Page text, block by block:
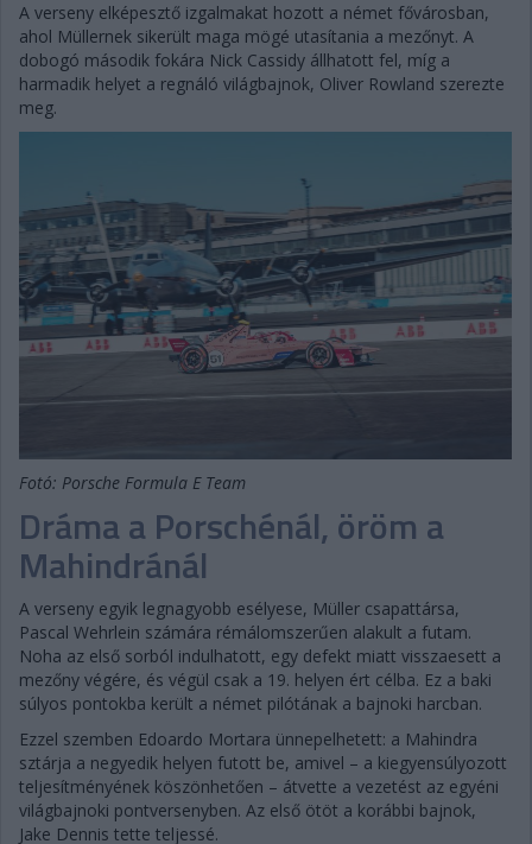
A verseny elképesztő izgalmakat hozott a német fővárosban,
ahol Müllernek sikerült maga mögé utasítania a mezőnyt. A
dobogó második fokára Nick Cassidy állhatott fel, míg a
harmadik helyet a regnáló világbajnok, Oliver Rowland szerezte
meg.
Fotó: Porsche Formula E Team
Dráma a Porschénál, öröm a
Mahindránál
A verseny egyik legnagyobb esélyese, Müller csapattársa,
Pascal Wehrlein számára rémálomszerűen alakult a futam.
Noha az első sorból indulhatott, egy defekt miatt visszaesett a
mezőny végére, és végül csak a 19. helyen ért célba. Ez a baki
súlyos pontokba került a német pilótának a bajnoki harcban.
Ezzel szemben Edoardo Mortara ünnepelhetett: a Mahindra
sztárja a negyedik helyen futott be, amivel – a kiegyensúlyozott
teljesítményének köszönhetően – átvette a vezetést az egyéni
világbajnoki pontversenyben. Az első ötöt a korábbi bajnok,
Jake Dennis tette teljessé.